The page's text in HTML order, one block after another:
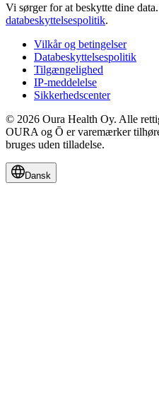
Vi sørger for at beskytte dine data.
databeskyttelsespolitik.
Vilkår og betingelser
Databeskyttelsespolitik
Tilgængelighed
IP-meddelelse
Sikkerhedscenter
© 2026 Oura Health Oy. Alle
OURA og Ō er varemærker
bruges uden tilladelse.
Dansk